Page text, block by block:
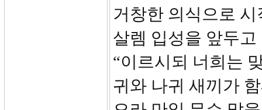
거창한 의식으로
살렘 입성을 앞두
“이르시되 너희는
귀와 나귀 새끼가